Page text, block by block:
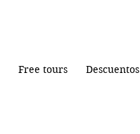
Free tours Descuentos